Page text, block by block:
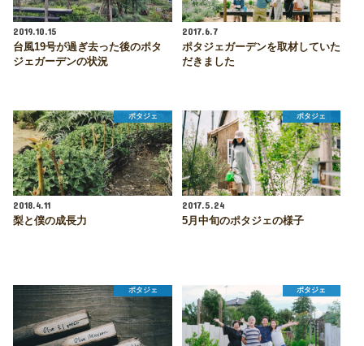
2019.10.15
台風19号が過ぎ去った後のポタ
ジェガーデンの状況
2017.6.7
ポタジェガーデンを取材していた
だきました
ポタジェ
2018.4.11
梨と僕の成長力
ポタジェ
2017.5.24
5月中旬のポタジェの様子
ポタジェ ポタジェ